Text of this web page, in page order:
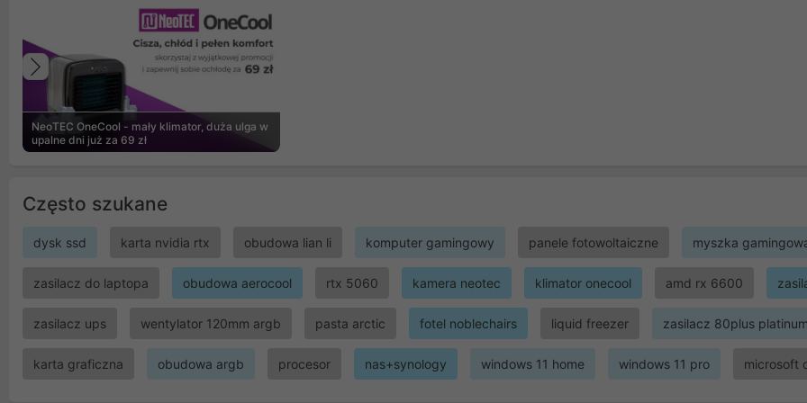
NeoTEC OneCool - mały klimator, duża ulga w
upalne dni już za 69 zł
Poprzedni
Często szukane
dysk ssd karta nvidia rtx obudowa lian li komputer gamingowy panele fotowoltaiczne myszka
zasilacz do laptopa obudowa aerocool rtx 5060 kamera neotec klimator onecool amd rx 6600
zasilacz ups wentylator 120mm argb pasta arctic fotel noblechairs liquid freezer zasilacz 80plus platinum
karta graficzna obudowa argb procesor nas+synology windows 11 home windows 11 pro microsoft